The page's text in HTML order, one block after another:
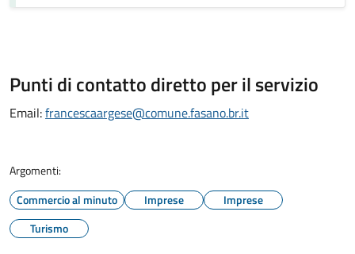
Punti di contatto diretto per il servizio
Email:francescaargese@comune.fasano.br.it
Argomenti:
Commercio al minuto
Imprese
Imprese
Turismo